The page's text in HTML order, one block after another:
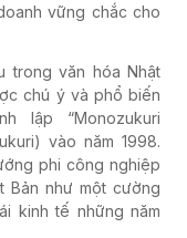
vững chắc cho
trong văn hóa Nhật
chú ý và phổ biến
lập “Monozukuri
vào năm 1998.
phi công nghiệp
Bản như một cường
kinh tế những năm